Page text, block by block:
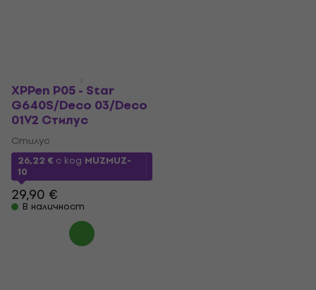
XPPen P05 - Star
G640S/Deco 03/Deco
01V2 Стилус
Стилус
26,22 € с код MUZMUZ-
10
29,90 €
В наличност